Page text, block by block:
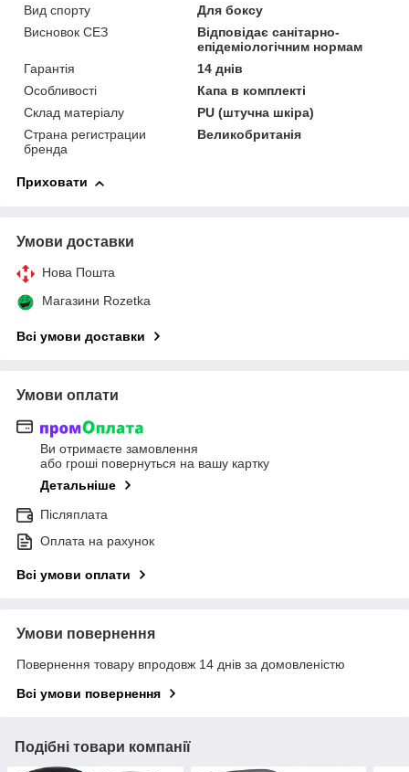
Вид спорту
Для боксу
Висновок СЕЗ
Відповідає санітарно-
епідеміологічним нормам
Гарантія
14 днів
Особливості
Капа в комплекті
Склад матеріалу
PU (штучна шкіра)
Страна регистрации
бренда
Великобританія
Приховати
Умови доставки
Нова Пошта
Магазини Rozetka
Всі умови доставки
Умови оплати
Ви отримаєте замовлення
або гроші повернуться на вашу картку
Детальніше
Післяплата
Оплата на рахунок
Всі умови оплати
Умови повернення
Повернення товару впродовж 14 днів за домовленістю
Всі умови повернення
Подібні товари компанії